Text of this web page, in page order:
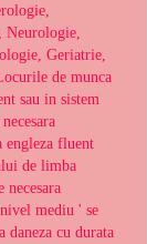
Neurologie,
Geriatrie,
de munca
sau in sistem
engleza fluent
de limba
necesara
mediu ' se
daneza cu durata